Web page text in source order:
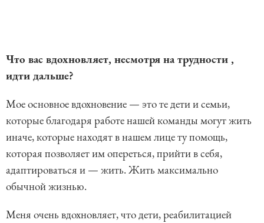
Что вас вдохновляет, несмотря на трудности ,
идти дальше?
Мое основное вдохновение — это те дети и семьи,
которые благодаря работе нашей команды могут жить
иначе, которые находят в нашем лице ту помощь,
которая позволяет им опереться, прийти в себя,
адаптироваться и — жить. Жить максимально
обычной жизнью.
Меня очень вдохновляет, что дети, реабилитацией